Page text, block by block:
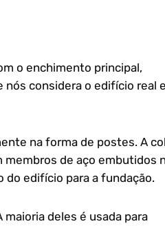
o enchimento principal,
nós considera o edifício real e
na forma de postes. A
de aço embutidos
do edifício para a fundação.
maioria deles é usada para